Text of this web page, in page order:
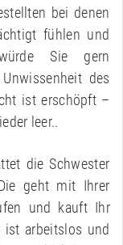
bei denen
fühlen und
würde Sie gern
des
ist erschöpft –
leer..
die Schwester
geht mit Ihrer
und kauft Ihr
ist arbeitslos und